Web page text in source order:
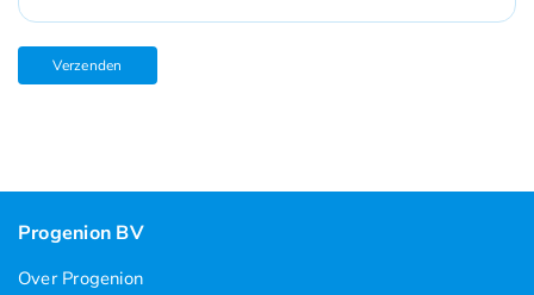
Progenion BV
Over Progenion